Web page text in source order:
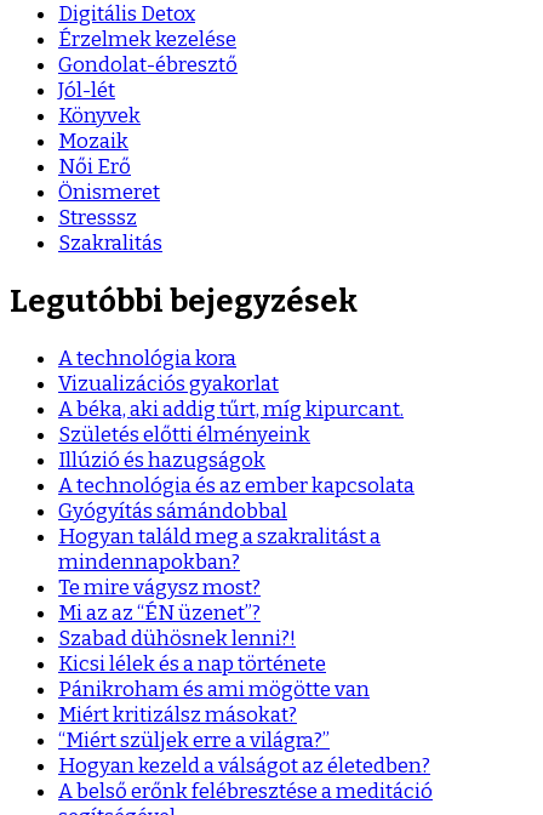
Digitális Detox
Érzelmek kezelése
Gondolat-ébresztő
Jól-lét
Könyvek
Mozaik
Női Erő
Önismeret
Stresssz
Szakralitás
Legutóbbi bejegyzések
A technológia kora
Vizualizációs gyakorlat
A béka, aki addig tűrt, míg kipurcant.
Születés előtti élményeink
Illúzió és hazugságok
A technológia és az ember kapcsolata
Gyógyítás sámándobbal
Hogyan találd meg a szakralitást a
mindennapokban?
Te mire vágysz most?
Mi az az “ÉN üzenet”?
Szabad dühösnek lenni?!
Kicsi lélek és a nap története
Pánikroham és ami mögötte van
Miért kritizálsz másokat?
“Miért szüljek erre a világra?”
Hogyan kezeld a válságot az életedben?
A belső erőnk felébresztése a meditáció